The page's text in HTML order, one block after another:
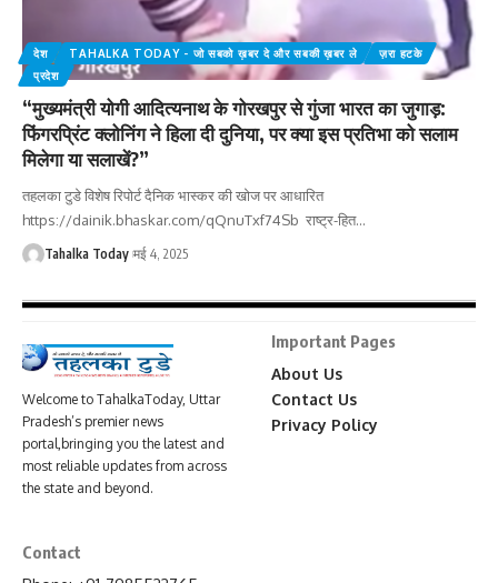
देश TAHALKA TODAY - जो सबको ख़बर दे और सबकी ख़बर ले
ज़रा हटके
प्रदेश
“मुख्यमंत्री योगी आदित्यनाथ के गोरखपुर से गुंजा भारत का जुगाड़:
फिंगरप्रिंट क्लोनिंग ने हिला दी दुनिया, पर क्या इस प्रतिभा को सलाम
मिलेगा या सलाखें?”
तहलका टुडे विशेष रिपोर्ट दैनिक भास्कर की खोज पर आधारित
https://dainik.bhaskar.com/qQnuTxf74Sb राष्ट्र-हित…
Tahalka Today मई 4, 2025
Welcome to TahalkaToday, Uttar
Pradesh’s premier news
portal,bringing you the latest and
most reliable updates from across
the state and beyond.
Important Pages
About Us
Contact Us
Privacy Policy
Contact